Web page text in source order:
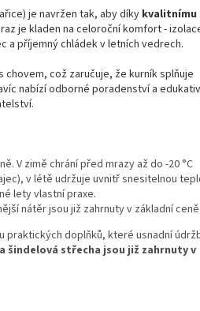
je navržen tak, aby díkykvalitnímu
je kladen na celoroční komfort -
a příjemný chládek v letních vedrech.
chovem, což zaručuje, že kurník splňuje
nabízí odborné poradenství a
V zimě chrání před mrazy až do -20 °C
v létě udržuje uvnitř snesitelnou
lety vlastní praxe.
nátěr jsou již zahrnuty v základní ceně
praktických doplňků, které usnadní
šindelová střecha jsou již zahrnuty v